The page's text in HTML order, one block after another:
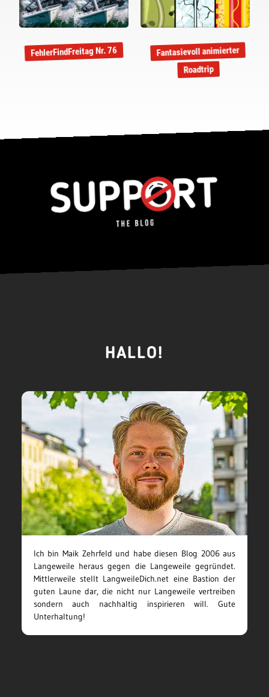
FehlerFindFreitag Nr. 76 Fantasievoll animierter
Roadtrip
HALLO!
Ich bin Maik Zehrfeld und habe diesen Blog 2006 aus
Langeweile heraus gegen die Langeweile gegründet.
Mittlerweile stellt LangweileDich.net eine Bastion der
guten Laune dar, die nicht nur Langeweile vertreiben
sondern auch nachhaltig inspirieren will. Gute
Unterhaltung!